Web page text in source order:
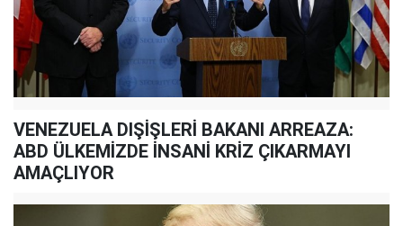
VENEZUELA DIŞİŞLERİ BAKANI ARREAZA:
ABD ÜLKEMİZDE İNSANİ KRİZ ÇIKARMAYI
AMAÇLIYOR